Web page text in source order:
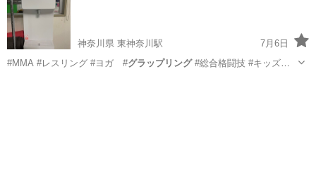
グラップリング
神奈川県 東神奈川駅
7月6日
#MMA #レスリング #ヨガ #グラップリング#総合格闘技 #キッズレ